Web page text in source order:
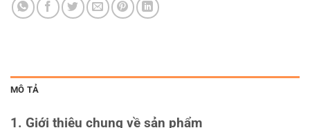
MÔ TẢ
1. Giới thiệu chung về sản phẩm